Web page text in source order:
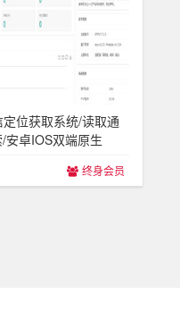
位获取系统/读取通
安卓IOS双端原生
终身会员